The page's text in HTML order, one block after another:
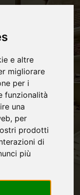
e altre
migliorare
per i
funzionalità
una
, per
prodotti
di
più